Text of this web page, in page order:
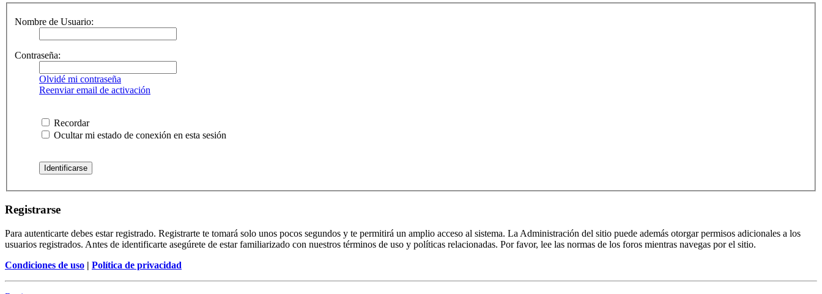
Nombre de Usuario:
Contraseña:
Olvidé mi contraseña
Reenviar email de activación
Recordar
Ocultar mi estado de conexión en esta sesión
Registrarse
Para autenticarte debes estar registrado. Registrarte te tomará solo unos pocos segundos y te permitirá un amplio acceso al sistema. La Administración del sitio puede además otorgar permisos adicionales a los
usuarios registrados. Antes de identificarte asegúrete de estar familiarizado con nuestros términos de uso y políticas relacionadas. Por favor, lee las normas de los foros mientras navegas por el sitio.
Condiciones de uso | Política de privacidad